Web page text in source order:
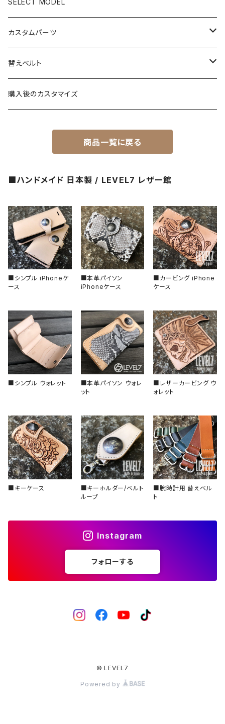
X1文字盤
1ST文字盤
2ND文字盤
C3S文字盤
X1文字盤
1ST文字盤
カスタムパーツ
ケース/ケースバック
CROWN（リューズ）
べセル
回転式
固定式
ベゼルインサート
フラット型（セラミック）
フラット型（エポキシ樹脂）
スロープ型（セラミック）
スロープ型（アルミ）
チャプターリング
風防/クリスタル
その他、アクセサリー
替えベルト
レザーベルト
一点モノ-即納（ハンドメイド）
MPGシリーズ
バックル
ステンレスベルト
ラバーベルト
購入後のカスタマイズ
商品一覧に戻る
■ハンドメイド 日本製 / LEVEL7 レザー館
■シンプル iPhoneケ
ース
■本革パイソン
iPhoneケース
■カービング iPhone
ケース
■シンプル ウォレット
■本革パイソン ウォレ
ット
■レザーカービング ウ
ォレット
■キーケース
■キーホルダー/ベルト
ループ
■腕時計用 替えベル
ト
Instagram
フォローする
© LEVEL7
Powered by